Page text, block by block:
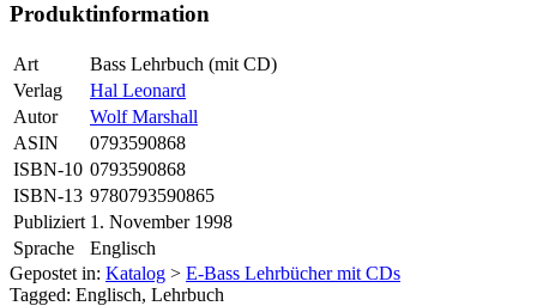
Produktinformation
Art
Bass Lehrbuch (mit CD)
Verlag
Hal Leonard
Autor
Wolf Marshall
ASIN
0793590868
ISBN-10 0793590868
ISBN-13 9780793590865
Publiziert 1. November 1998
Sprache
Englisch
Gepostet in: Katalog > E-Bass Lehrbücher mit CDs
Tagged: Englisch, Lehrbuch